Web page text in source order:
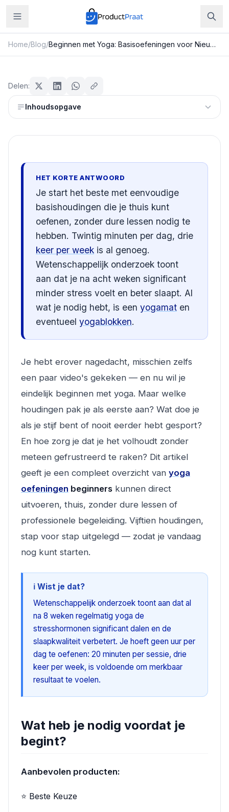
Home/Blog/ Beginnen met Yoga: Basisoefeningen voor Nieuwkomers
Beginnen met Yoga:
Basisoefeningen voor
Nieuwkomers
Redactie ProductPraat
Delen:
Inhoudsopgave
HET KORTE ANTWOORD
Je start het beste met eenvoudige
basishoudingen die je thuis kunt
oefenen, zonder dure lessen nodig te
hebben. Twintig minuten per dag, drie
keer per week is al genoeg.
Wetenschappelijk onderzoek toont
aan dat je na acht weken significant
minder stress voelt en beter slaapt. Al
wat je nodig hebt, is een yogamat en
eventueel yogablokken.
Je hebt erover nagedacht, misschien zelfs
een paar video's gekeken — en nu wil je
eindelijk beginnen met yoga. Maar welke
houdingen pak je als eerste aan? Wat doe je
als je stijf bent of nooit eerder hebt gesport?
En hoe zorg je dat je het volhoudt zonder
meteen gefrustreerd te raken? Dit artikel
geeft je een compleet overzicht van yoga
oefeningen beginners kunnen direct
uitvoeren, thuis, zonder dure lessen of
professionele begeleiding. Vijftien houdingen,
stap voor stap uitgelegd — zodat je vandaag
nog kunt starten.
ℹ️ Wist je dat?
Wetenschappelijk onderzoek toont aan dat al
na 8 weken regelmatig yoga de
stresshormonen significant dalen en de
slaapkwaliteit verbetert. Je hoeft geen uur per
dag te oefenen: 20 minuten per sessie, drie
keer per week, is voldoende om merkbaar
resultaat te voelen.
Wat heb je nodig voordat je
begint?
Aanbevolen producten:
⭐ Beste Keuze